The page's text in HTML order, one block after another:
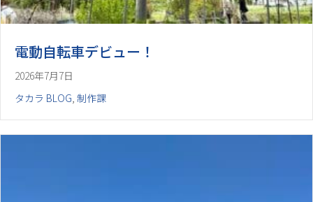
電動自転車デビュー！
2026年7月7日
タカラ BLOG, 制作課